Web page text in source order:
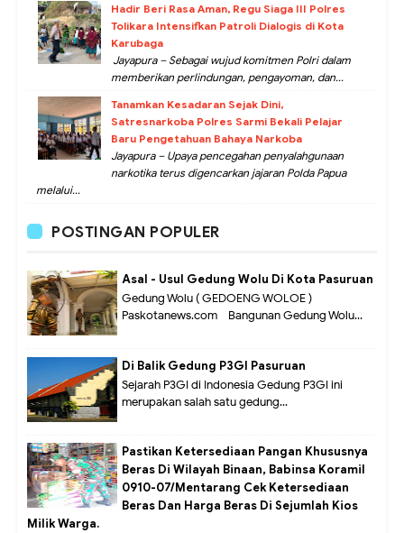
Hadir Beri Rasa Aman, Regu Siaga III Polres
Tolikara Intensifkan Patroli Dialogis di Kota
Karubaga
Jayapura – Sebagai wujud komitmen Polri dalam
memberikan perlindungan, pengayoman, dan...
Tanamkan Kesadaran Sejak Dini,
Satresnarkoba Polres Sarmi Bekali Pelajar
Baru Pengetahuan Bahaya Narkoba
Jayapura – Upaya pencegahan penyalahgunaan
narkotika terus digencarkan jajaran Polda Papua
melalui...
POSTINGAN POPULER
Asal - Usul Gedung Wolu Di Kota Pasuruan
Gedung Wolu ( GEDOENG WOLOE )
Paskotanews.com - Bangunan Gedung Wolu...
Di Balik Gedung P3GI Pasuruan
Sejarah P3GI di Indonesia Gedung P3GI ini
merupakan salah satu gedung...
Pastikan Ketersediaan Pangan Khususnya
Beras Di Wilayah Binaan, Babinsa Koramil
0910-07/Mentarang Cek Ketersediaan
Beras Dan Harga Beras Di Sejumlah Kios
Milik Warga.